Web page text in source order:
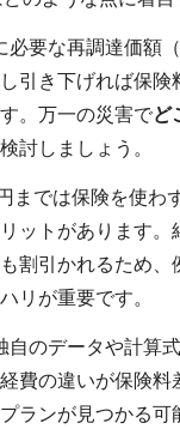
必要な再調達価額
引き下げれば保
。万一の災害でど
討しましょう。
までは保険を使わ
ットがあります
割引かれるため
リが重要です。
のデータや計算
費の違いが保険
ランが見つかる